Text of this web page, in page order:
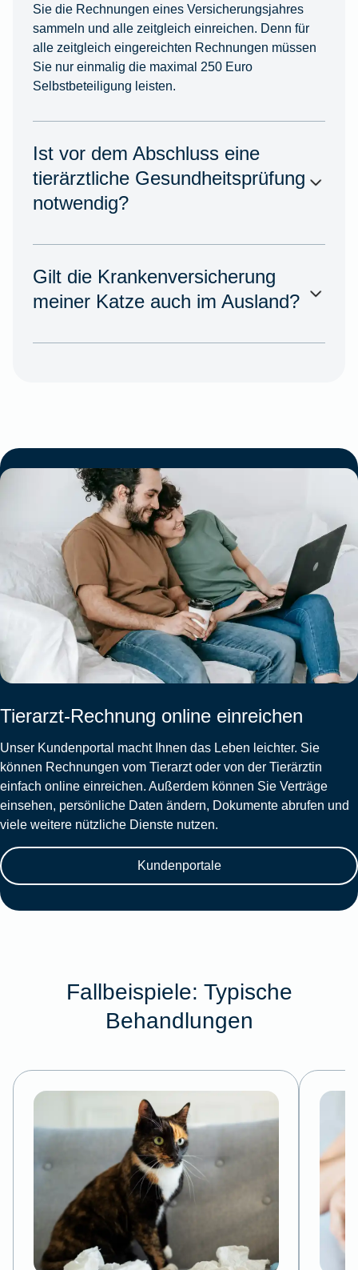
Sie die Rechnungen eines Versicherungsjahres
sammeln und alle zeitgleich einreichen. Denn für
alle zeitgleich eingereichten Rechnungen müssen
Sie nur einmalig die maximal 250 Euro
Selbstbeteiligung leisten.
Ist vor dem Abschluss eine
tierärztliche Gesundheitsprüfung
notwendig?
Gilt die Krankenversicherung
meiner Katze auch im Ausland?
Tierarzt-Rechnung online einreichen
Unser Kundenportal macht Ihnen das Leben leichter. Sie
können Rechnungen vom Tierarzt oder von der Tierärztin
einfach online einreichen. Außerdem können Sie Verträge
einsehen, persönliche Daten ändern, Dokumente abrufen und
viele weitere nützliche Dienste nutzen.
Kundenportale
Fallbeispiele: Typische
Behandlungen